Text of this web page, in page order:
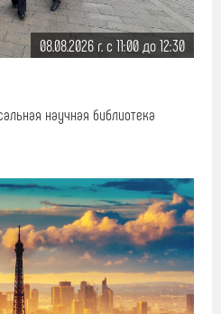
08.08.2026 г. c 11:00 до 12:30
научная библиотека